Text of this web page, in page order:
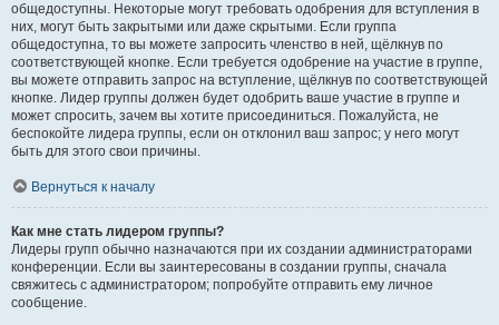
общедоступны. Некоторые могут требовать одобрения для вступления в
них, могут быть закрытыми или даже скрытыми. Если группа
общедоступна, то вы можете запросить членство в ней, щёлкнув по
соответствующей кнопке. Если требуется одобрение на участие в группе,
вы можете отправить запрос на вступление, щёлкнув по соответствующей
кнопке. Лидер группы должен будет одобрить ваше участие в группе и
может спросить, зачем вы хотите присоединиться. Пожалуйста, не
беспокойте лидера группы, если он отклонил ваш запрос; у него могут
быть для этого свои причины.
Вернуться к началу
Как мне стать лидером группы?
Лидеры групп обычно назначаются при их создании администраторами
конференции. Если вы заинтересованы в создании группы, сначала
свяжитесь с администратором; попробуйте отправить ему личное
сообщение.